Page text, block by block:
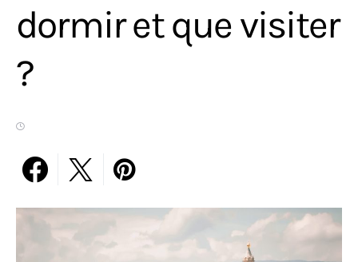
dormir et que visiter
?